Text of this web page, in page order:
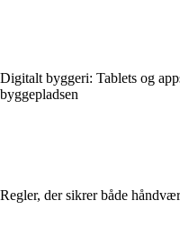
Digitalt byggeri: Tablets og
byggepladsen
Regler, der sikrer både